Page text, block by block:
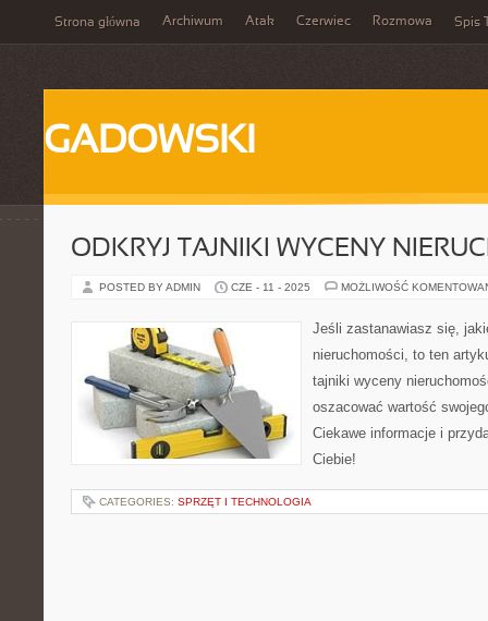
Strona główna Archiwum Atak Czerwiec Rozmowa Spis
GADOWSKI
ODKRYJ TAJNIKI WYCENY
POSTED BY ADMIN CZE - 11 - 2025 MOŻLIWOŚĆ
Jeśli zastanawiasz się,
nieruchomości, to ten
tajniki wyceny
oszacować wartość
Ciekawe informacje i
Ciebie!
CATEGORIES: SPRZĘT I TECHNOLOGIA